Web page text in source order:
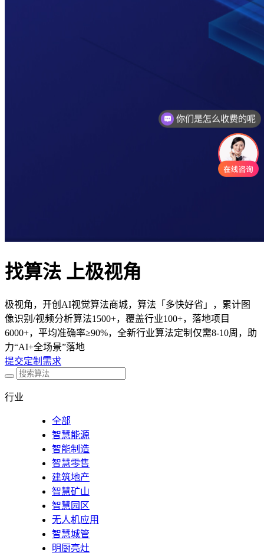
找算法 上极视角
极视角，开创AI视觉算法商城，算法「多快好省」，累计图
像识别/视频分析算法1500+，覆盖行业100+，落地项目
6000+，平均准确率≥90%，全新行业算法定制仅需8-10周，助
力“AI+全场景”落地
提交定制需求
行业
全部
智慧能源
智能制造
智慧零售
建筑地产
智慧矿山
智慧园区
无人机应用
智慧城管
明厨亮灶
你们是怎么收费的呢